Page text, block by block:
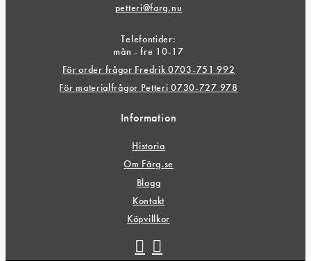
petteri@farg.nu
Telefontider:
mån - fre 10-17
För order frågor Fredrik 0703-751 992
För materialfrågor Petteri 0730-727 978
Information
Historia
Om Färg.se
Blogg
Kontakt
Köpvillkor